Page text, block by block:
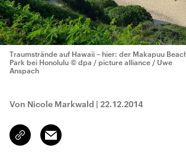
Traumstrände auf Hawaii – hier: der Makapuu
Park bei Honolulu © dpa / picture alliance / Uwe
Anspach
Von Nicole Markwald | 22.12.2014
Link
kopieren/teilen
Email